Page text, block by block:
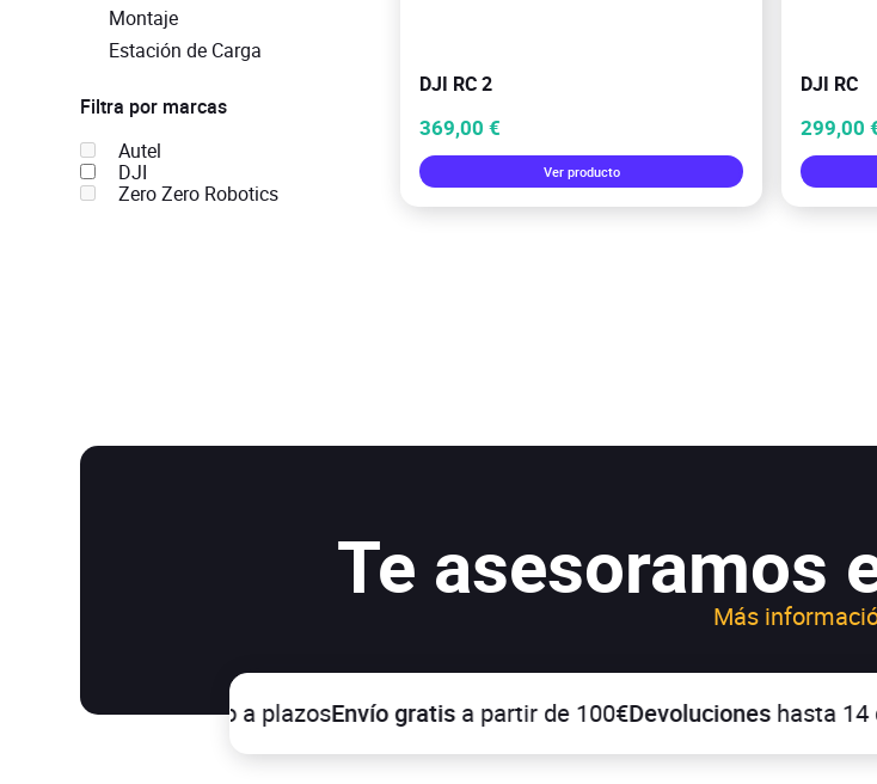
Montaje
Estación de Carga
Filtra por marcas
Autel
DJI
Zero Zero Robotics
DJI RC 2
369,00 €
Ver producto
DJI RC
299,00
Te asesoramos
Más
seguray pago a plazosEnvío gratisa partir de 100€Devolucioneshasta 14 días